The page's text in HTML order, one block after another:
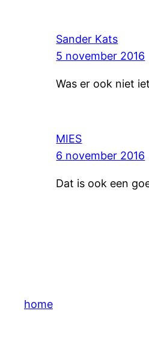
Sander Kats
5 november 2016
Was er ook niet
MIES
6 november 2016
Dat is ook een
home